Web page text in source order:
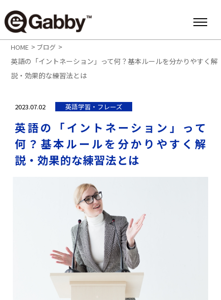
HOME > ブログ >
英語の「イントネーション」って何？基本ルールを分かりやすく解
説・効果的な練習法とは
2023.07.02 英語学習・フレーズ
英語の「イントネーション」って
何？基本ルールを分かりやすく解
説・効果的な練習法とは